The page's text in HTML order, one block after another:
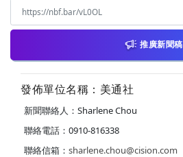
推廣新聞稿
發佈單位名稱：美通社
新聞聯絡人：Sharlene Chou
聯絡電話：0910-816338
聯絡信箱： sharlene.chou@cision.com